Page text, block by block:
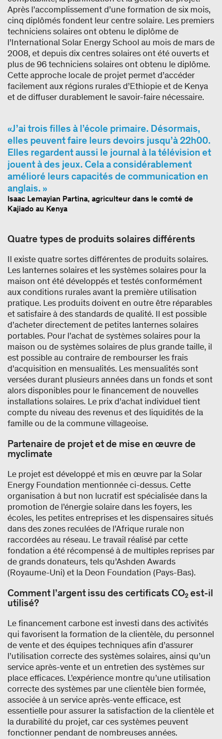
Après l’accomplissement d’une formation de six mois,
cinq diplômés fondent leur centre solaire. Les premiers
techniciens solaires ont obtenu le diplôme de
l’International Solar Energy School au mois de mars de
2008, et depuis dix centres solaires ont été ouverts et
plus de 96 techniciens solaires ont obtenu le diplôme.
Cette approche locale de projet permet d’accéder
facilement aux régions rurales d’Ethiopie et de Kenya
et de diffuser durablement le savoir-faire nécessaire.
J’ai trois filles à l’école primaire. Désormais,
elles peuvent faire leurs devoirs jusqu’à 22h00.
Elles regardent aussi le journal à la télévision et
jouent à des jeux. Cela a considérablement
amélioré leurs capacités de communication en
anglais.
Isaac Lemayian Partina, agriculteur dans le comté de
Kajiado au Kenya
Quatre types de produits solaires différents
Il existe quatre sortes différentes de produits solaires.
Les lanternes solaires et les systèmes solaires pour la
maison ont été développés et testés conformément
aux conditions rurales avant la première utilisation
pratique. Les produits doivent en outre être réparables
et satisfaire à des standards de qualité. Il est possible
d’acheter directement de petites lanternes solaires
portables. Pour l’achat de systèmes solaires pour la
maison ou de systèmes solaires de plus grande taille, il
est possible au contraire de rembourser les frais
d’acquisition en mensualités. Les mensualités sont
versées durant plusieurs années dans un fonds et sont
alors disponibles pour le financement de nouvelles
installations solaires. Le prix d’achat individuel tient
compte du niveau des revenus et des liquidités de la
famille ou de la commune villageoise.
Partenaire de projet et de mise en œuvre de
myclimate
Le projet est développé et mis en œuvre par la Solar
Energy Foundation mentionnée ci-dessus. Cette
organisation à but non lucratif est spécialisée dans la
promotion de l’énergie solaire dans les foyers, les
écoles, les petites entreprises et les dispensaires situés
dans des zones reculées de l’Afrique rurale non
raccordées au réseau. Le travail réalisé par cette
fondation a été récompensé à de multiples reprises par
de grands donateurs, tels qu’Ashden Awards
(Royaume-Uni) et la Deon Foundation (Pays-Bas).
Comment l’argent issu des certificats CO₂ est-il
utilisé?
Le financement carbone est investi dans des activités
qui favorisent la formation de la clientèle, du personnel
de vente et des équipes techniques afin d’assurer
l’utilisation correcte des systèmes solaires, ainsi qu’un
service après-vente et un entretien des systèmes sur
place efficaces. L’expérience montre qu’une utilisation
correcte des systèmes par une clientèle bien formée,
associée à un service après-vente efficace, est
essentielle pour assurer la satisfaction de la clientèle et
la durabilité du projet, car ces systèmes peuvent
fonctionner pendant de nombreuses années.